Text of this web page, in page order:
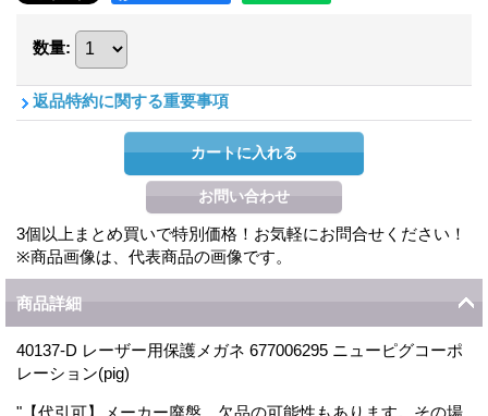
数量:
返品特約に関する重要事項
3個以上まとめ買いで特別価格！お気軽にお問合せください！
※商品画像は、代表商品の画像です。
商品詳細
40137-D レーザー用保護メガネ 677006295 ニューピグコーポ
レーション(pig)
"【代引可】メーカー廃盤、欠品の可能性もあります。その場